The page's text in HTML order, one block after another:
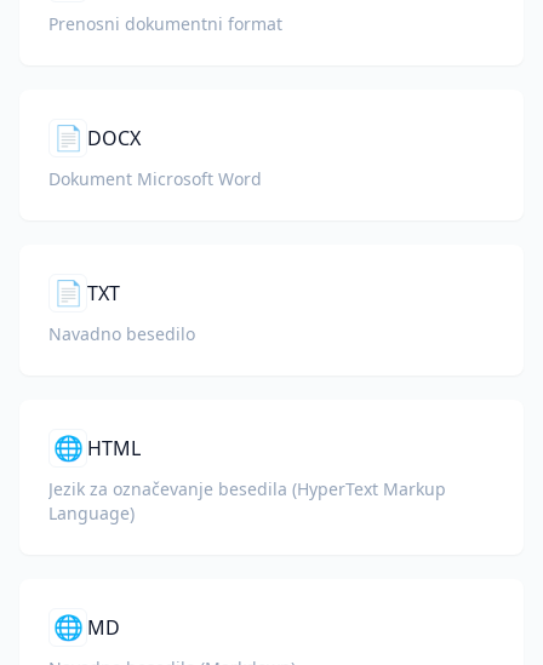
Prenosni dokumentni format
📄 DOCX
Dokument Microsoft Word
📄 TXT
Navadno besedilo
🌐 HTML
Jezik za označevanje besedila (HyperText Markup
Language)
🌐 MD